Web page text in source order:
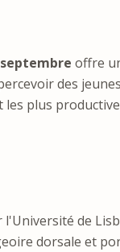
offre
des
les plus
de
dorsale et